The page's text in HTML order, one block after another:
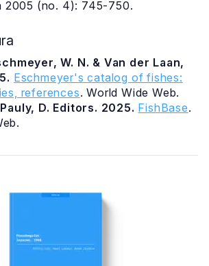
2005 (no. 4): 745-750.
W. N. & Van der Laan,
Eschmeyer's catalog of fishes:
references. World Wide Web.
D. Editors. 2025. FishBase.